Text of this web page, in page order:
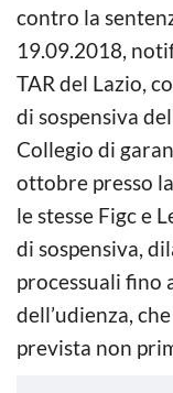
contro la
19.09.2018,
TAR del Lazio,
di sospensiva
Collegio di
ottobre presso
le stesse Figc e
di sospensiva,
processuali fino
dell’udienza,
prevista non